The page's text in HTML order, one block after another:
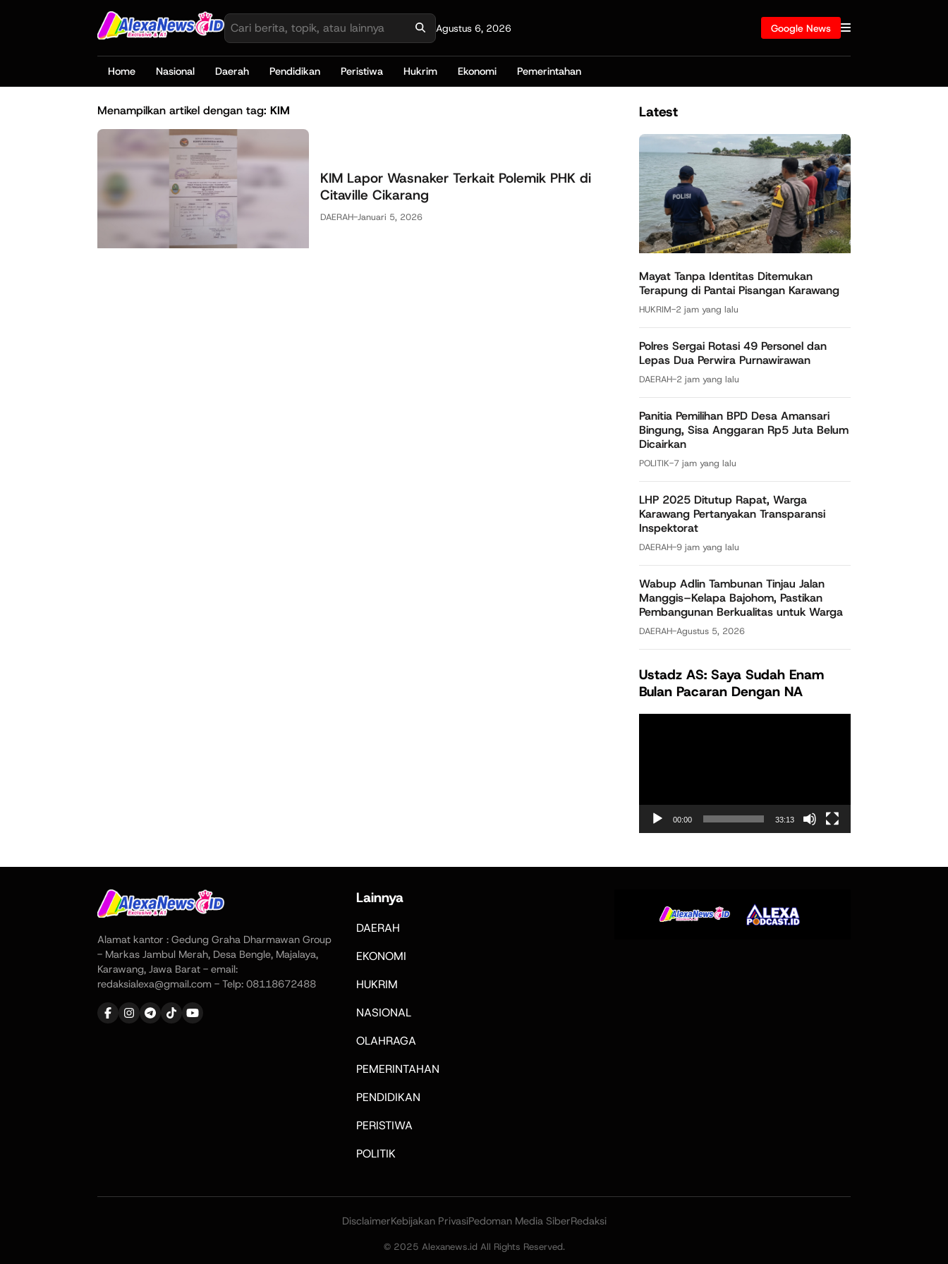
Agustus 6, 2026 Google News
Home Nasional Daerah Pendidikan Peristiwa Hukrim Ekonomi Pemerintahan
Menampilkan artikel dengan tag: KIM
KIM Lapor Wasnaker Terkait Polemik PHK di
Citaville Cikarang
DAERAH-Januari 5, 2026
Latest
Mayat Tanpa Identitas Ditemukan
Terapung di Pantai Pisangan Karawang
HUKRIM-2 jam yang lalu
Polres Sergai Rotasi 49 Personel dan
Lepas Dua Perwira Purnawirawan
DAERAH-2 jam yang lalu
Panitia Pemilihan BPD Desa Amansari
Bingung, Sisa Anggaran Rp5 Juta Belum
Dicairkan
POLITIK-7 jam yang lalu
LHP 2025 Ditutup Rapat, Warga
Karawang Pertanyakan Transparansi
Inspektorat
DAERAH-9 jam yang lalu
Wabup Adlin Tambunan Tinjau Jalan
Manggis–Kelapa Bajohom, Pastikan
Pembangunan Berkualitas untuk Warga
DAERAH-Agustus 5, 2026
Ustadz AS: Saya Sudah Enam
Bulan Pacaran Dengan NA
00:00 33:13
Alamat kantor : Gedung Graha Dharmawan Group
- Markas Jambul Merah, Desa Bengle, Majalaya,
Karawang, Jawa Barat - email:
redaksialexa@gmail.com - Telp: 08118672488
Lainnya
DAERAH
EKONOMI
HUKRIM
NASIONAL
OLAHRAGA
PEMERINTAHAN
PENDIDIKAN
PERISTIWA
POLITIK
DisclaimerKebijakan PrivasiPedoman Media SiberRedaksi
© 2025 Alexanews.id All Rights Reserved.